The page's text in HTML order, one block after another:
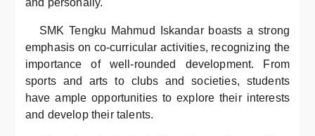
and personally.
SMK Tengku Mahmud Iskandar boasts a strong
emphasis on co-curricular activities, recognizing the
importance of well-rounded development. From
sports and arts to clubs and societies, students
have ample opportunities to explore their interests
and develop their talents.